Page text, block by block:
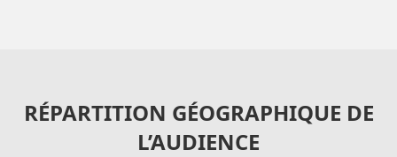
RÉPARTITION GÉOGRAPHIQUE DE
L’AUDIENCE